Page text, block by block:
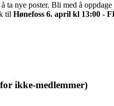
nye poster. Bli med å
til Hønefoss 6. april kl 13:00 -
ikke-medlemmer)